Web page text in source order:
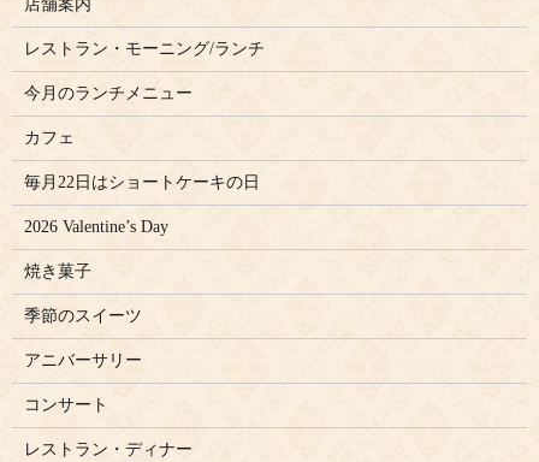
店舗案内
レストラン・モーニング/ランチ
今月のランチメニュー
カフェ
毎月22日はショートケーキの日
2026 Valentine’s Day
焼き菓子
季節のスイーツ
アニバーサリー
コンサート
レストラン・ディナー